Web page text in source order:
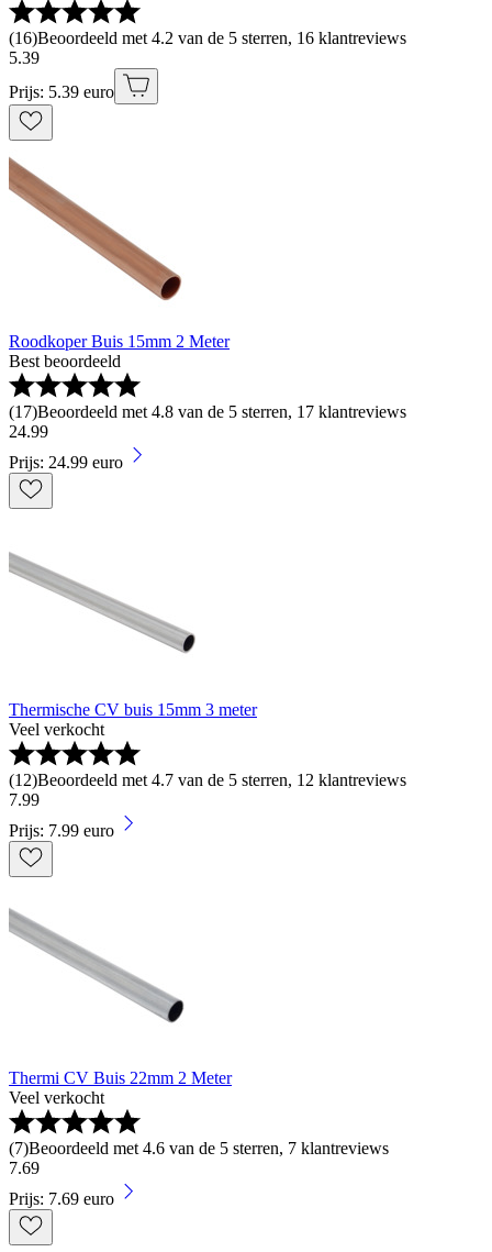
(16)Beoordeeld met 4.2 van de 5 sterren, 16 klantreviews
5.39
Prijs: 5.39 euro
Roodkoper Buis 15mm 2 Meter
Best beoordeeld
(17)Beoordeeld met 4.8 van de 5 sterren, 17 klantreviews
24.99
Prijs: 24.99 euro
Thermische CV buis 15mm 3 meter
Veel verkocht
(12)Beoordeeld met 4.7 van de 5 sterren, 12 klantreviews
7.99
Prijs: 7.99 euro
Thermi CV Buis 22mm 2 Meter
Veel verkocht
(7)Beoordeeld met 4.6 van de 5 sterren, 7 klantreviews
7.69
Prijs: 7.69 euro